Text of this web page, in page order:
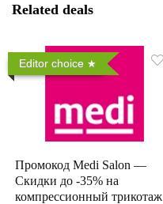
Related deals
Editor choice
Промокод Medi Salon —
Скидки до -35% на
компрессионный трикотаж